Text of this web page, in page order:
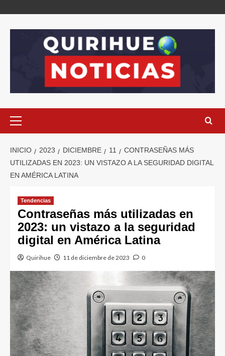
INICIO 2023 DICIEMBRE 11
CONTRASEÑAS MÁS
UTILIZADAS EN 2023: UN VISTAZO A LA SEGURIDAD DIGITAL
EN AMÉRICA LATINA
Tendencias
Contraseñas más utilizadas en
2023: un vistazo a la seguridad
digital en América Latina
Quirihue 11 de diciembre de 2023 0